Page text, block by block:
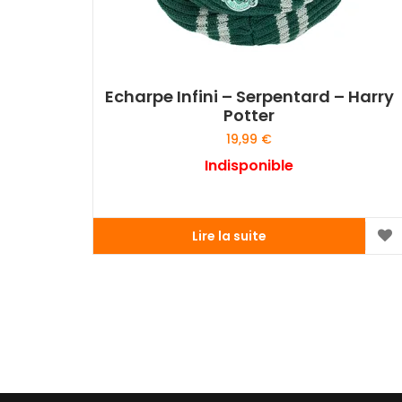
du
produit
Echarpe Infini – Serpentard – Harry
Potter
19,99 €
Indisponible
Lire la suite